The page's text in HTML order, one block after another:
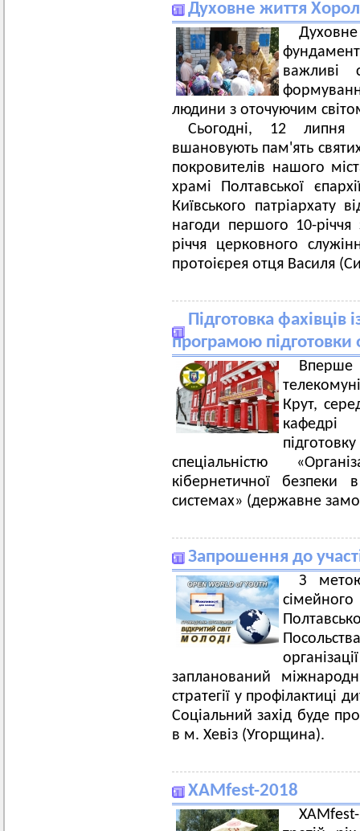
Духовне життя
важливі
людини з оточуючим
Сьогодні, 12 липня
вшановують пам'ять
покровителів нашого
храмі Полтавської
Київського патріархату
нагоди першого 10-
річчя церковного
протоієрея отця Василя
Підготовка фахівців
програмою підготовки
Крут,
кафедрі
спеціальністю
кібернетичної безпеки
системах» (державне
Запрошення до
З
запланований
стратегії у профілактиці
Соціальний захід буде
в м. Хевіз (Угорщина).
XAMfest-2018